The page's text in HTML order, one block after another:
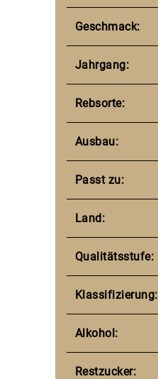
Geschmack:
Jahrgang:
Rebsorte:
Ausbau:
Passt zu:
Land:
Qualitätsstufe:
Klassifizierung:
Alkohol:
Restzucker: